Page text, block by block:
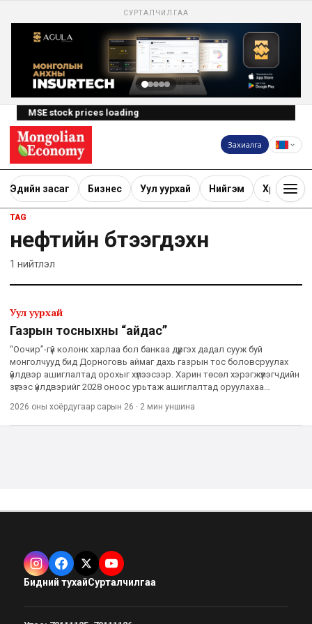
СУРТАЛЧИЛГАА
MSE stock prices loading
Захиалга
Эдийн засаг Бизнес Уул уурхай Нийгэм Хөрөнгө
TAG
нефтийн бүтээгдэхүүн
1 нийтлэл
Уул уурхай
Газрын тосныхны “айдас”
“Оочир”-гүй колонк харлаа бол банкаа дүүргэх дадал сууж буй
монголчууд бид Дорноговь аймаг дахь газрын тос боловсруулах
үйлдвэр ашиглалтад орохыг хүлээсээр. Харин төсөл хэрэгжүүлэгчдийн
зүгээс үйлдвэрийг 2028 оноос урьтаж ашиглалтад оруулахаа
2026 оны хоёрдугаар сарын 26 · 2 мин уншина
Бидний тухайСурталчилгаа